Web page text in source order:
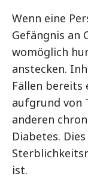
Wenn eine
Gefängnis an
womöglich
anstecken.
Fällen bereits
aufgrund von
anderen
Diabetes.
ist.